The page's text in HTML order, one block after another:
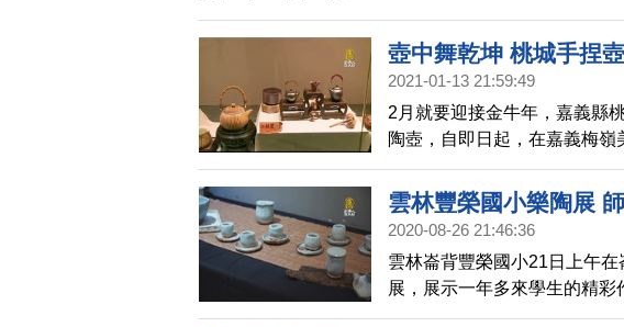
壺中舞乾坤 桃城手捏
2021-01-13 21:59:49
2月就要迎接金牛年，嘉義縣
陶壺，自即日起，在嘉義梅
陶壺中，把壺裡乾坤，展露無
雲林豐榮國小樂陶展
2020-08-26 21:46:36
雲林崙背豐榮國小21日上午
展，展示一年多來學生的精彩